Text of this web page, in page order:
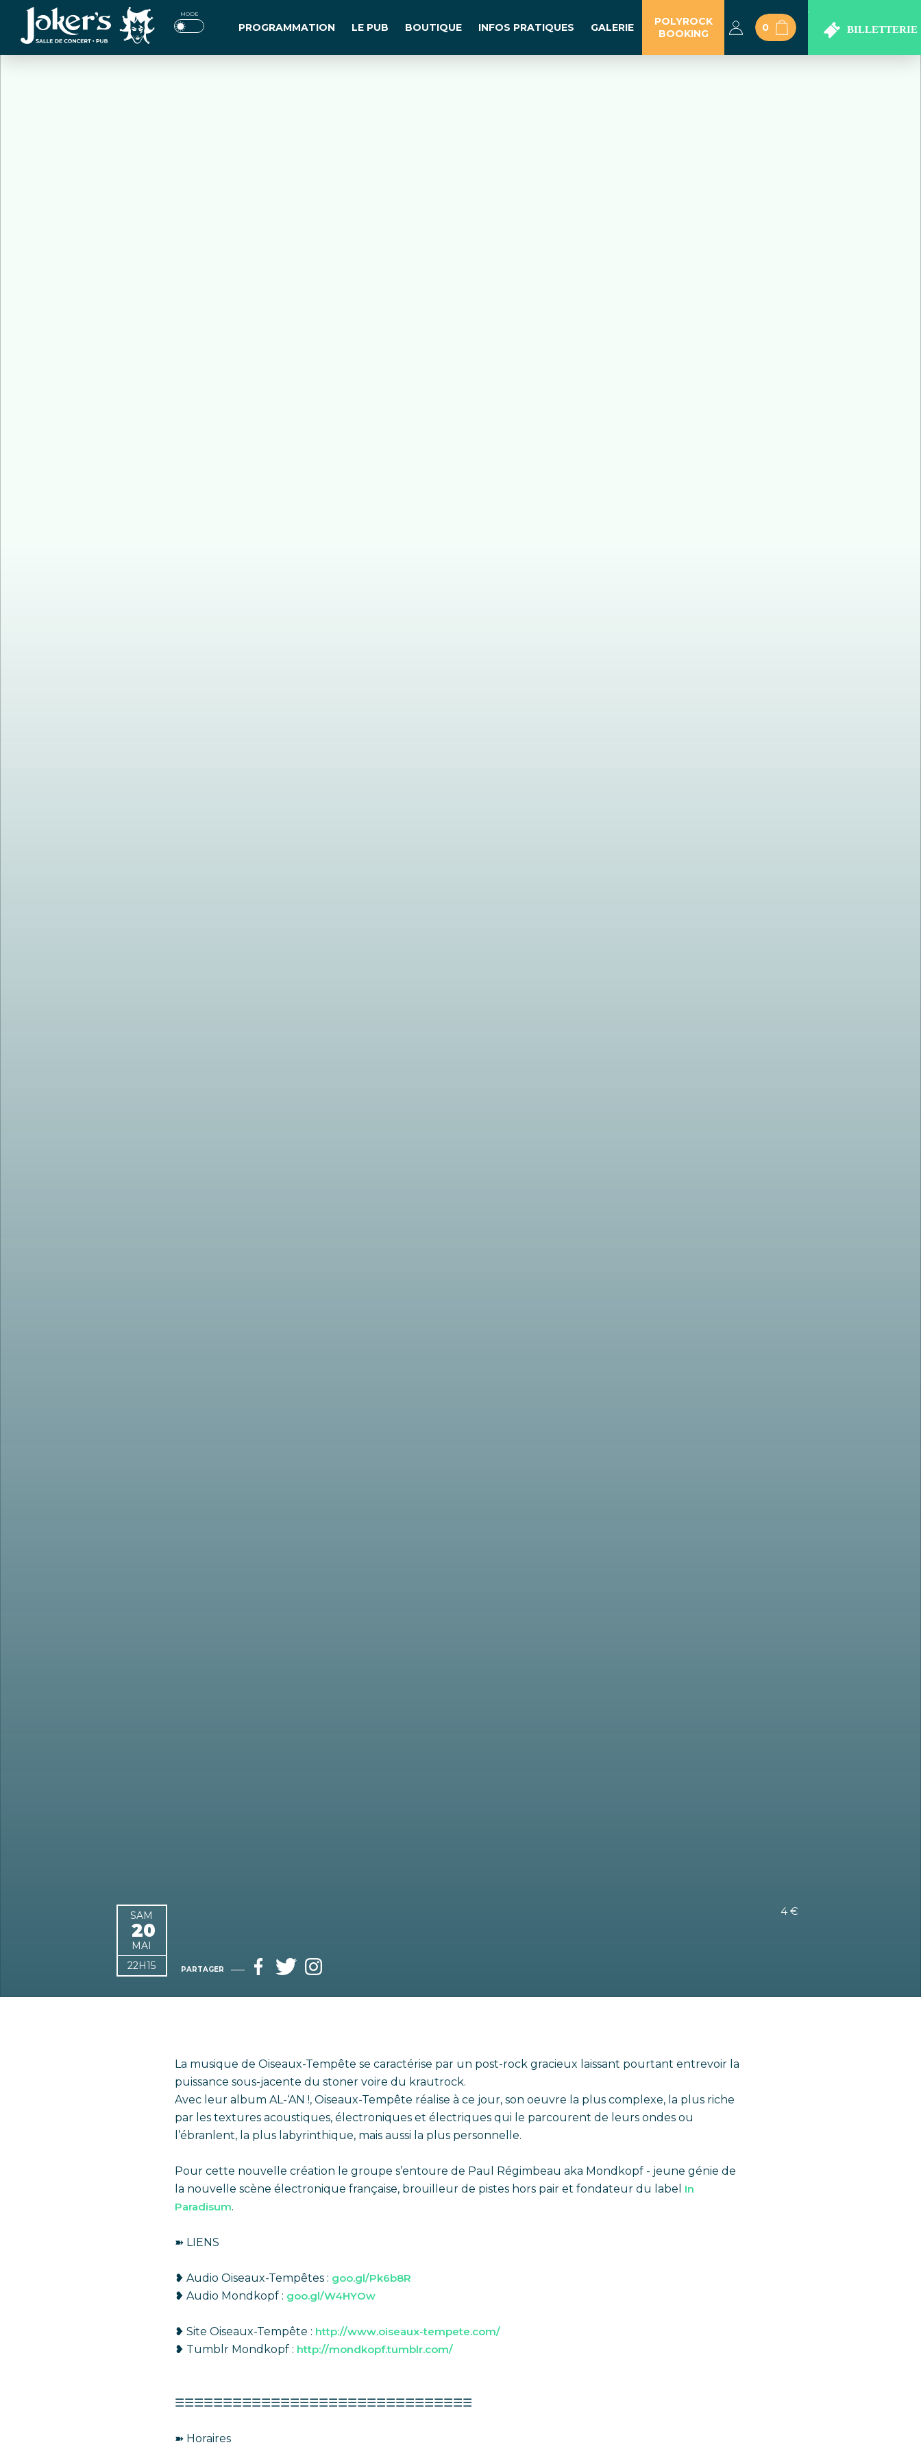
Jokers
Pub
MODE
PROGRAMMATION LE PUB BOUTIQUE INFOS PRATIQUES GALERIE
POLYROCK
BOOKING
0
SAM
20
MAI
22H15
PARTAGER
4 €
La musique de Oiseaux-Tempête se caractérise par un post-rock gracieux laissant pourtant entrevoir la
puissance sous-jacente du stoner voire du krautrock.
Avec leur album AL-‘AN !, Oiseaux-Tempête réalise à ce jour, son oeuvre la plus complexe, la plus riche
par les textures acoustiques, électroniques et électriques qui le parcourent de leurs ondes ou
l’ébranlent, la plus labyrinthique, mais aussi la plus personnelle.
Pour cette nouvelle création le groupe s’entoure de Paul Régimbeau aka Mondkopf - jeune génie de
la nouvelle scène électronique française, brouilleur de pistes hors pair et fondateur du label In
Paradisum.
➽ LIENS
❥ Audio Oiseaux-Tempêtes : goo.gl/Pk6b8R
❥ Audio Mondkopf : goo.gl/W4HYOw
❥ Site Oiseaux-Tempête : http://www.oiseaux-tempete.com/
❥ Tumblr Mondkopf : http://mondkopf.tumblr.com/
☰☰☰☰☰☰☰☰☰☰☰☰☰☰☰☰☰☰☰☰☰☰☰☰☰☰☰☰☰☰☰
➽ Horaires